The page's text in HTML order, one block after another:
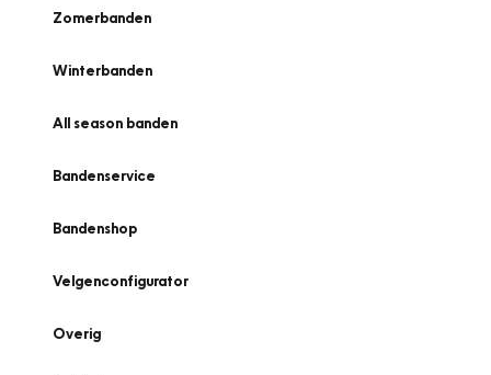
Zomerbanden
Winterbanden
All season banden
Bandenservice
Bandenshop
Velgenconfigurator
Overig